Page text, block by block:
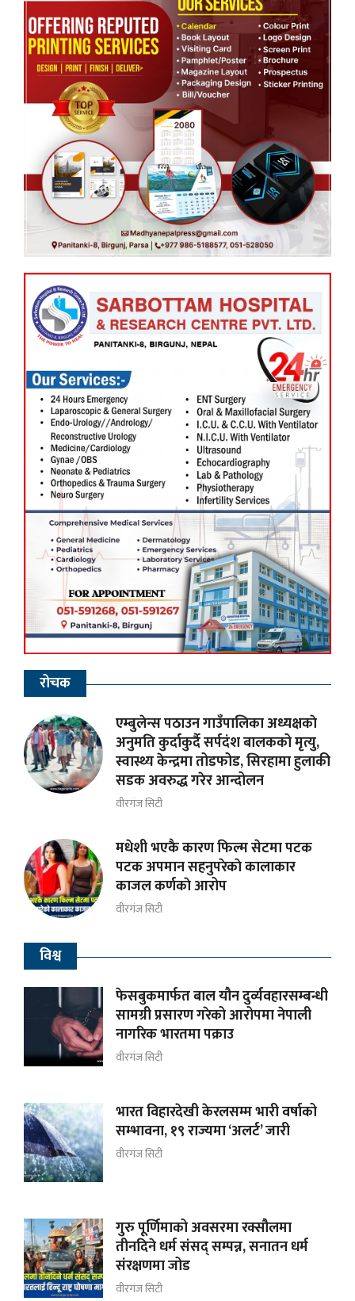
रोचक
एम्बुलेन्स पठाउन गाउँपालिका अध्यक्षकाे
अनुमति कुर्दाकुर्दै सर्पदंश बालकको मृत्यु,
स्वास्थ्य केन्द्रमा तोडफोड, सिरहामा हुलाकी
सडक अवरुद्ध गरेर आन्दोलन
वीरगंज सिटी
मधेशी भएकै कारण फिल्म सेटमा पटक
पटक अपमान सहनुपरेकाे कालाकार
काजल कर्णकाे आरोप
वीरगंज सिटी
विश्व
फेसबुकमार्फत बाल यौन दुर्व्यवहारसम्बन्धी
सामग्री प्रसारण गरेको आरोपमा नेपाली
नागरिक भारतमा पक्राउ
वीरगंज सिटी
भारत विहारदेखी केरलसम्म भारी वर्षाको
सम्भावना, १९ राज्यमा ‘अलर्ट’ जारी
वीरगंज सिटी
गुरु पूर्णिमाको अवसरमा रक्सौलमा
तीनदिने धर्म संसद् सम्पन्न, सनातन धर्म
संरक्षणमा जोड
वीरगंज सिटी